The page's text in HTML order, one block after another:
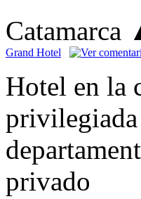
Catamarca
Grand Hotel
Hotel en la
privilegiada
privado